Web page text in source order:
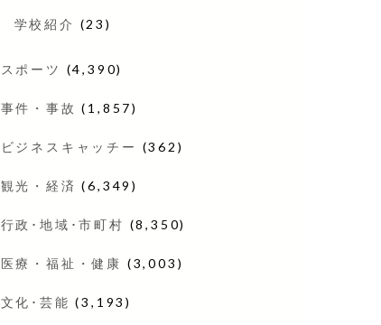
学校紹介 (23)
スポーツ (4,390)
事件・事故 (1,857)
ビジネスキャッチー (362)
観光・経済 (6,349)
行政･地域･市町村 (8,350)
医療・福祉・健康 (3,003)
文化･芸能 (3,193)